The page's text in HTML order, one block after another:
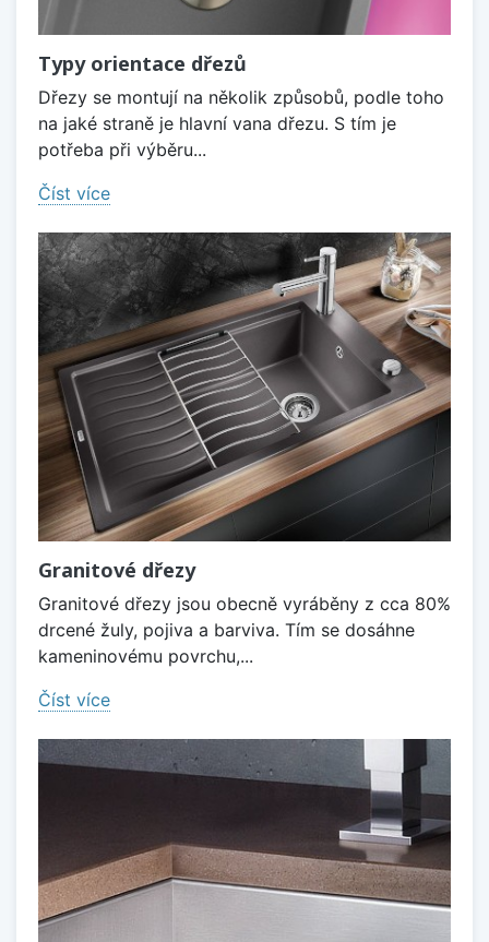
Typy orientace dřezů
Dřezy se montují na několik způsobů, podle toho
na jaké straně je hlavní vana dřezu. S tím je
potřeba při výběru...
Číst více
Granitové dřezy
Granitové dřezy jsou obecně vyráběny z cca 80%
drcené žuly, pojiva a barviva. Tím se dosáhne
kameninovému povrchu,...
Číst více